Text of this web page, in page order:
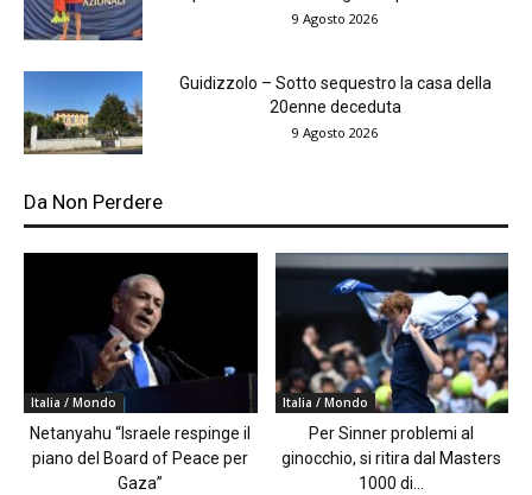
9 Agosto 2026
Guidizzolo – Sotto sequestro la casa della
20enne deceduta
9 Agosto 2026
Da Non Perdere
Italia / Mondo
Netanyahu “Israele respinge il
piano del Board of Peace per
Gaza”
Italia / Mondo
Per Sinner problemi al
ginocchio, si ritira dal Masters
1000 di...